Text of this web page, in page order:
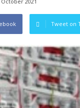
Tweet on